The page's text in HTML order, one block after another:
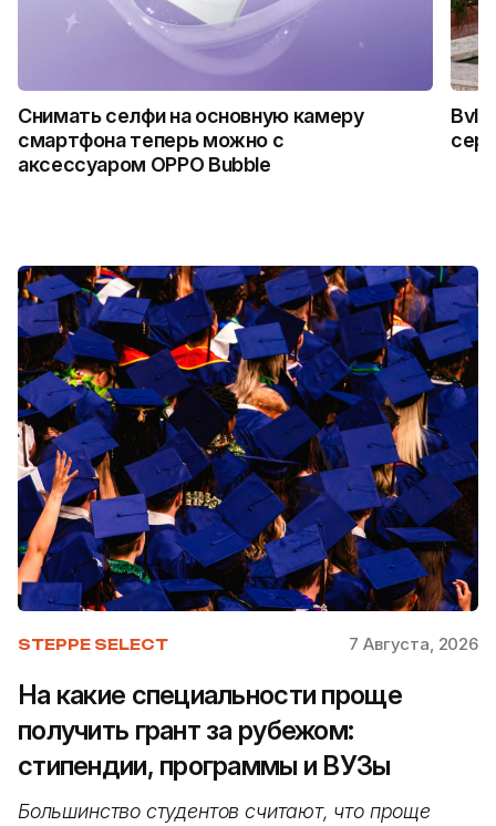
Снимать селфи на основную камеру
смартфона теперь можно с
аксессуаром OPPO Bubble
STEPPE SELECT 7 Августа, 2026
На какие специальности проще
получить грант за рубежом:
стипендии, программы и ВУЗы
Большинство студентов считают, что проще